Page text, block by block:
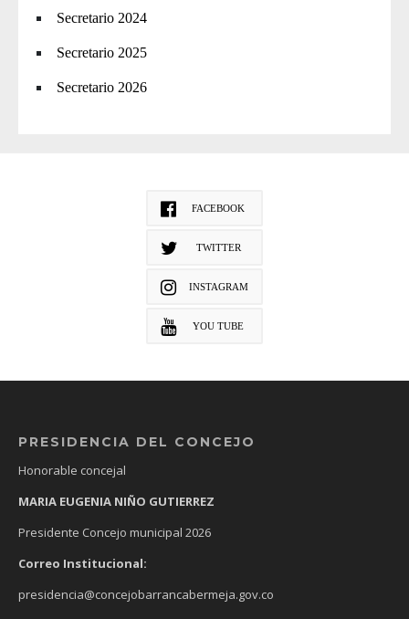
Secretario 2024
Secretario 2025
Secretario 2026
FACEBOOK
TWITTER
INSTAGRAM
YOU TUBE
PRESIDENCIA DEL CONCEJO
Honorable concejal
MARIA EUGENIA NIÑO GUTIERREZ
Presidente Concejo municipal 2026
Correo Institucional:
presidencia@concejobarrancabermeja.gov.co